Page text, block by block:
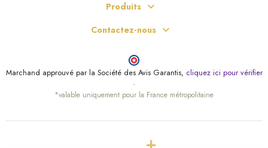
Produits
Contactez-nous
Marchand approuvé par la Société des Avis Garantis, cliquez ici pour vérifier
.
*valable uniquement pour la France métropolitaine